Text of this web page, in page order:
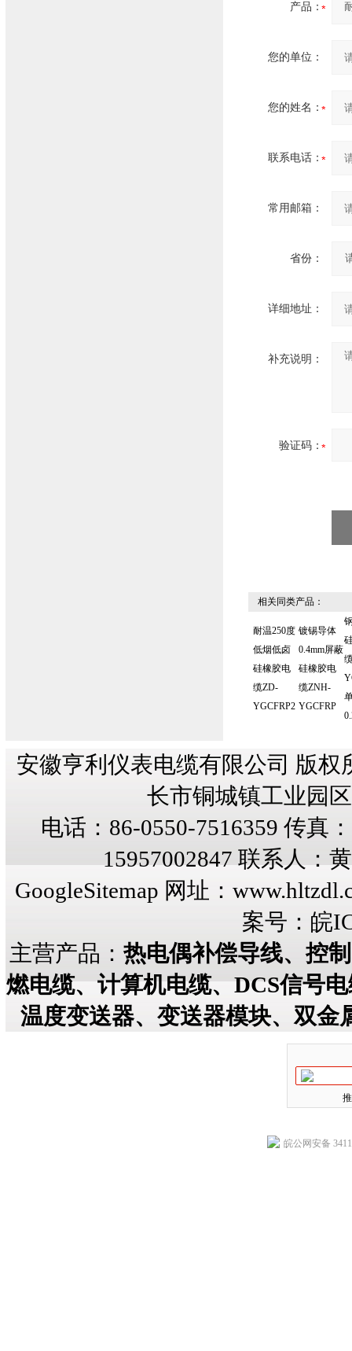
产品：
您的单位：
您的姓名：
联系电话：
常用邮箱：
省份：
详细地址：
补充说明：
验证码：
相关同类产品：
耐温250度
低烟低卤
硅橡胶电
缆ZD-
YGCFRP2
镀锡导体
0.4mm屏蔽
硅橡胶电
缆ZNH-
YGCFRP
安徽亨利仪表电缆有限公司 版权
长市铜城镇工业园
电话：86-0550-7516359 传真
15957002847 联系人：
GoogleSitemap 网址：
案号： 皖
主营产品： 热电偶补偿导线、控
燃电缆、计算机电缆、DCS信号
温度变送器、变送器模块、双金
皖公网安备